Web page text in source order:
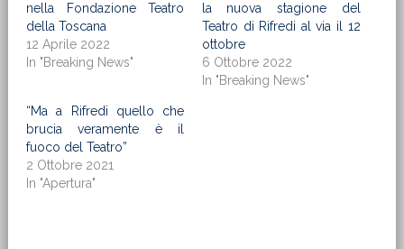
nella Fondazione Teatro
della Toscana
12 Aprile 2022
In "Breaking News"
la nuova stagione del
Teatro di Rifredi al via il 12
ottobre
6 Ottobre 2022
In "Breaking News"
“Ma a Rifredi quello che
brucia veramente è il
fuoco del Teatro”
2 Ottobre 2021
In "Apertura"